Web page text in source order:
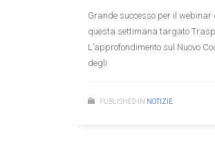
Grande successo per il webinar
questa settimana targato
L’approfondimento sul Nuovo
degli
PUBLISHED IN NOTIZIE